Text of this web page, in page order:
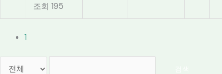
조회 195
1